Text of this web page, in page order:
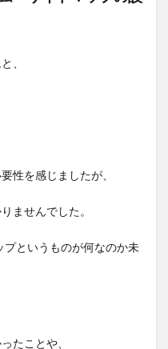
、
性を感じましたが、
ませんでした。
というものが何なのか未
たことや、